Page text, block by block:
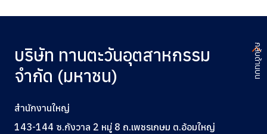
บริษัท ทานตะวันอุตสาหกรรม
จำกัด (มหาชน)
สำนักงานใหญ่
143-144 ซ.กังวาล 2 หมู่ 8 ถ.เพชรเกษม ต.อ้อมใหญ่
กลับด้านบน